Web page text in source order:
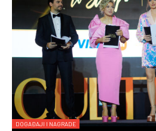
DOGAĐAJI I NAGRADE